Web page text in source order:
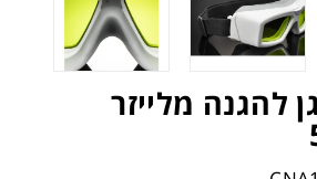
להגנה מלייזר